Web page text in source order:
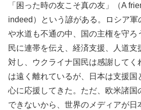
「困った時の友こそ真の友」（A
indeed）という諺がある。ロシア
や水道も不通の中、国の主権を守ろ
民に連帯を伝え、経済支援、人道支
対し、ウクライナ国民は感謝してく
は遠く離れているが、日本は支援国
心に応援してきた。ただ、欧米諸国
できないから、世界のメディアが日